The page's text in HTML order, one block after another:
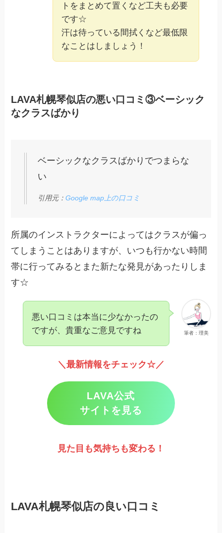
トをまとめて置くなど工夫も必要
です☆
汗は待っている間拭くなど最低限
なことはしましょう！
LAVA札幌琴似店の悪い口コミ③ベーシック
なクラスばかり
ベーシックなクラスばかりでつまらな
い
引用元：Google map上の口コミ
所属のインストラクターによってはクラスが偏っ
てしまうことはありますが、いつも行かない時間
帯に行ってみるとまた新たな発見があったりしま
す☆
筆者：理美
悪い口コミは本当に少なかったの
ですが、貴重なご意見ですね
＼最新情報をチェック☆／
LAVA公式
サイトを見る
見た目も気持ちも変わる！
LAVA札幌琴似店の良い口コミ